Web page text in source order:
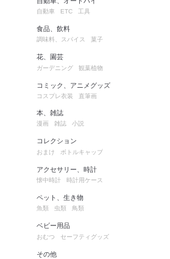
自動車 ETC 工具
食品、飲料
調味料、スパイス 菓子
花、園芸
ガーデニング 観葉植物
コミック、アニメグッズ
コスプレ衣装 直筆画
本、雑誌
漫画 雑誌 小説
コレクション
おまけ ボトルキャップ
アクセサリー、時計
懐中時計 時計用ケース
ペット、生き物
魚類 虫類 鳥類
ベビー用品
おむつ セーフティグッズ
その他